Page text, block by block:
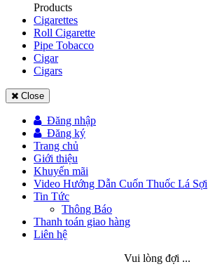
Products
Cigarettes
Roll Cigarette
Pipe Tobacco
Cigar
Cigars
Close
Đăng nhập
Đăng ký
Trang chủ
Giới thiệu
Khuyến mãi
Video Hướng Dẫn Cuốn Thuốc Lá Sợi
Tin Tức
Thông Báo
Thanh toán giao hàng
Liên hệ
Vui lòng đợi ...